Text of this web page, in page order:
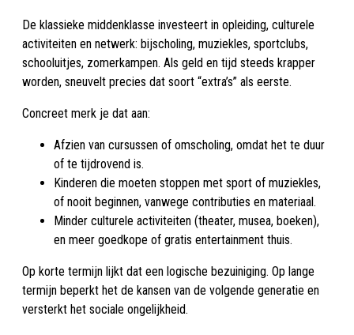
De klassieke middenklasse investeert in opleiding, culturele
activiteiten en netwerk: bijscholing, muziekles, sportclubs,
schooluitjes, zomerkampen. Als geld en tijd steeds krapper
worden, sneuvelt precies dat soort “extra’s” als eerste.
Concreet merk je dat aan:
Afzien van cursussen of omscholing, omdat het te duur
of te tijdrovend is.
Kinderen die moeten stoppen met sport of muziekles,
of nooit beginnen, vanwege contributies en materiaal.
Minder culturele activiteiten (theater, musea, boeken),
en meer goedkope of gratis entertainment thuis.
Op korte termijn lijkt dat een logische bezuiniging. Op lange
termijn beperkt het de kansen van de volgende generatie en
versterkt het sociale ongelijkheid.